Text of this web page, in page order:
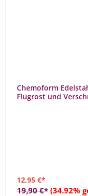
Chemoform
Flugrost und
12,95 €*
19,90 €* (34.92%